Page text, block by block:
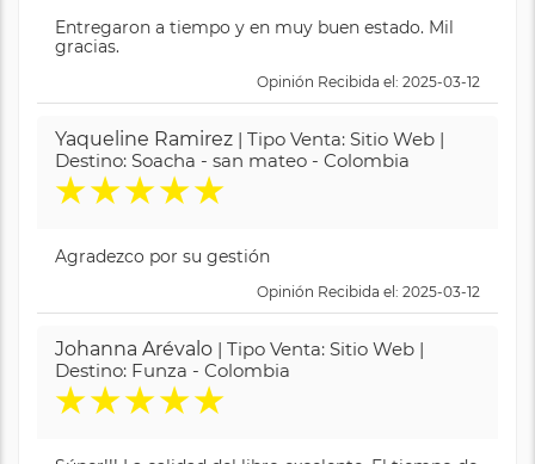
Entregaron a tiempo y en muy buen estado. Mil
gracias.
Opinión Recibida el: 2025-03-12
Yaqueline Ramirez | Tipo Venta: Sitio Web |
Destino: Soacha - san mateo - Colombia
★★★★★
Agradezco por su gestión
Opinión Recibida el: 2025-03-12
Johanna Arévalo | Tipo Venta: Sitio Web |
Destino: Funza - Colombia
★★★★★